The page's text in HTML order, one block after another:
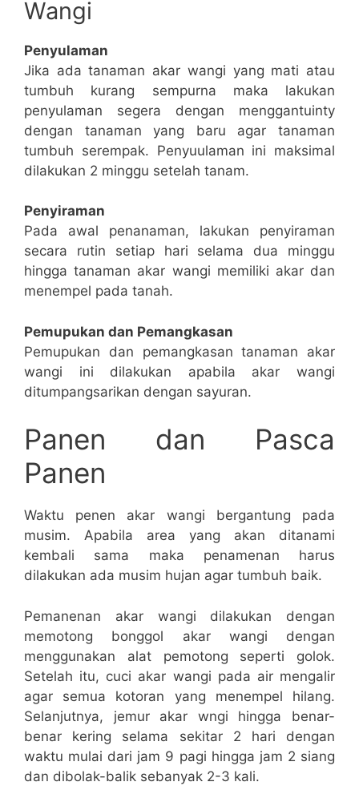
Wangi
Penyulaman
Jika ada tanaman akar wangi yang mati atau
tumbuh kurang sempurna maka lakukan
penyulaman segera dengan menggantuinty
dengan tanaman yang baru agar tanaman
tumbuh serempak. Penyuulaman ini maksimal
dilakukan 2 minggu setelah tanam.
Penyiraman
Pada awal penanaman, lakukan penyiraman
secara rutin setiap hari selama dua minggu
hingga tanaman akar wangi memiliki akar dan
menempel pada tanah.
Pemupukan dan Pemangkasan
Pemupukan dan pemangkasan tanaman akar
wangi ini dilakukan apabila akar wangi
ditumpangsarikan dengan sayuran.
Panen dan Pasca
Panen
Waktu penen akar wangi bergantung pada
musim. Apabila area yang akan ditanami
kembali sama maka penamenan harus
dilakukan ada musim hujan agar tumbuh baik.
Pemanenan akar wangi dilakukan dengan
memotong bonggol akar wangi dengan
menggunakan alat pemotong seperti golok.
Setelah itu, cuci akar wangi pada air mengalir
agar semua kotoran yang menempel hilang.
Selanjutnya, jemur akar wngi hingga benar-
benar kering selama sekitar 2 hari dengan
waktu mulai dari jam 9 pagi hingga jam 2 siang
dan dibolak-balik sebanyak 2-3 kali.